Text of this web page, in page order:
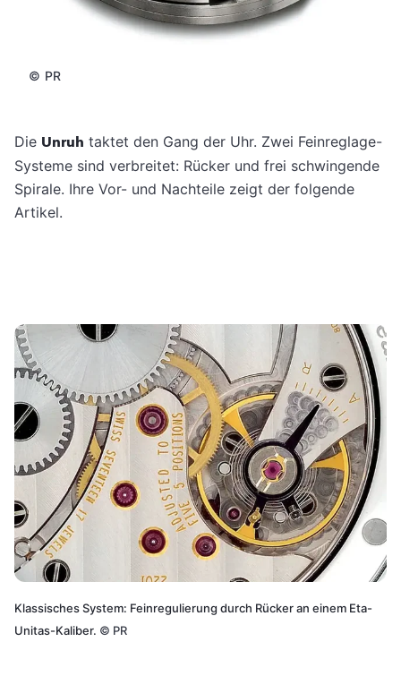
© PR
Die Unruh taktet den Gang der Uhr. Zwei Feinreglage-
Systeme sind verbreitet: Rücker und frei schwingende
Spirale. Ihre Vor- und Nachteile zeigt der folgende
Artikel.
Klassisches System: Feinregulierung durch Rücker an einem Eta-
Unitas-Kaliber. © PR